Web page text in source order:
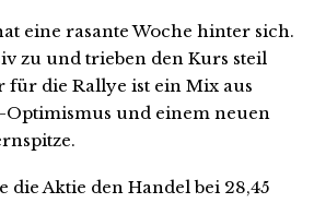
eine rasante Woche hinter sich.
zu und trieben den Kurs steil
für die Rallye ist ein Mix aus
und einem neuen
die Aktie den Handel bei 28,45